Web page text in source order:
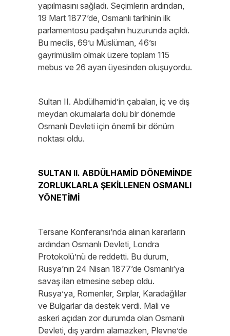
yapılmasını sağladı. Seçimlerin ardından,
19 Mart 1877’de, Osmanlı tarihinin ilk
parlamentosu padişahın huzurunda açıldı.
Bu meclis, 69’u Müslüman, 46’sı
gayrimüslim olmak üzere toplam 115
mebus ve 26 ayan üyesinden oluşuyordu.
Sultan II. Abdülhamid’in çabaları, iç ve dış
meydan okumalarla dolu bir dönemde
Osmanlı Devleti için önemli bir dönüm
noktası oldu.
SULTAN II. ABDÜLHAMİD DÖNEMİNDE
ZORLUKLARLA ŞEKİLLENEN OSMANLI
YÖNETİMİ
Tersane Konferansı’nda alınan kararların
ardından Osmanlı Devleti, Londra
Protokolü’nü de reddetti. Bu durum,
Rusya’nın 24 Nisan 1877’de Osmanlı’ya
savaş ilan etmesine sebep oldu.
Rusya’ya, Romenler, Sırplar, Karadağlılar
ve Bulgarlar da destek verdi. Mali ve
askeri açıdan zor durumda olan Osmanlı
Devleti, dış yardım alamazken, Plevne’de